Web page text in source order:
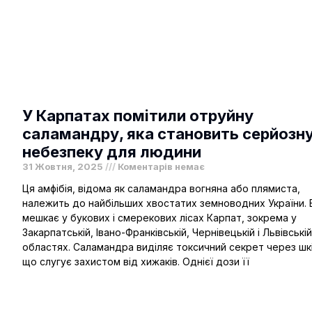
У Карпатах помітили отруйну
саламандру, яка становить
небезпеку для людини
31 Жовтня, 2025 Коментарів немає
Ця амфібія, відома як саламандра вогняна або плямиста ,
належить до найбільших хвостатих земноводних України.
мешкає у букових і смерекових лісах Карпат, зокрема у
Закарпатській, Івано-Франківській, Чернівецькій і Львівській
областях. Саламандра виділяє токсичний секрет через
що слугує захистом від хижаків. Однієї дози її